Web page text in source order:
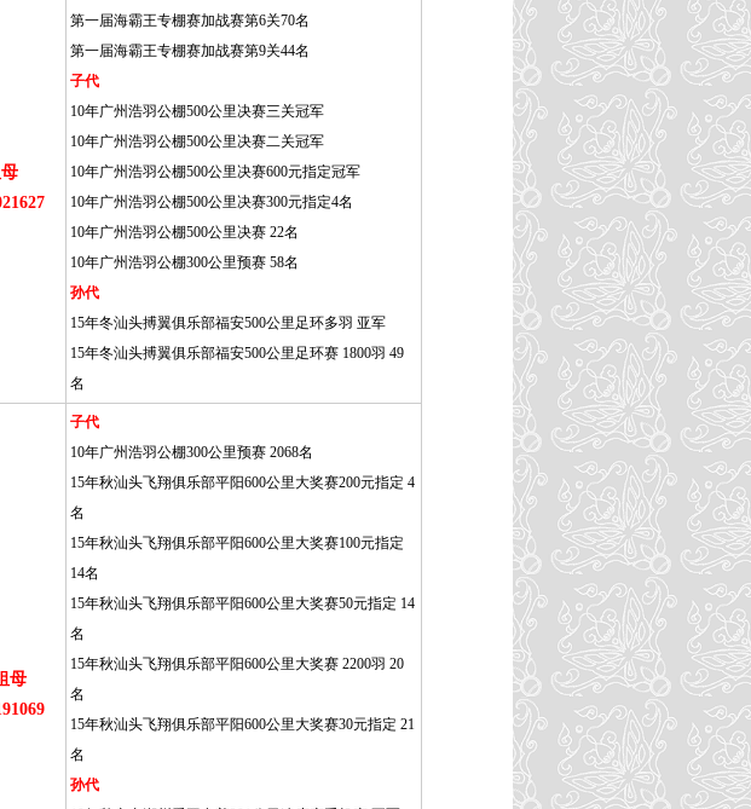
第一届海霸王专棚赛加战赛第6关70名
第一届海霸王专棚赛加战赛第9关44名
子代
10年广州浩羽公棚500公里决赛三关冠军
10年广州浩羽公棚500公里决赛二关冠军
10年广州浩羽公棚500公里决赛600元指定冠军
10年广州浩羽公棚500公里决赛300元指定4名
10年广州浩羽公棚500公里决赛 22名
10年广州浩羽公棚300公里预赛 58名
孙代
15年冬汕头搏翼俱乐部福安500公里足环多羽 亚军
15年冬汕头搏翼俱乐部福安500公里足环赛 1800羽 49
名
母
子代
10年广州浩羽公棚300公里预赛 2068名
15年秋汕头飞翔俱乐部平阳600公里大奖赛200元指定 4
名
15年秋汕头飞翔俱乐部平阳600公里大奖赛100元指定
14名
15年秋汕头飞翔俱乐部平阳600公里大奖赛50元指定 14
名
15年秋汕头飞翔俱乐部平阳600公里大奖赛 2200羽 20
名
15年秋汕头飞翔俱乐部平阳600公里大奖赛30元指定 21
名
孙代